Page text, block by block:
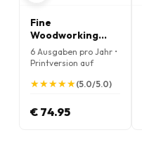
Fine
Woodworking
Magazine
6 Ausgaben pro Jahr •
Printversion auf
★
★★
★★
★★
★★
★(5.0/5.0)
€ 74.95